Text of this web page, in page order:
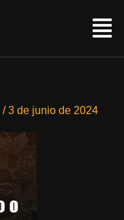
Menú
/3 de junio de 2024